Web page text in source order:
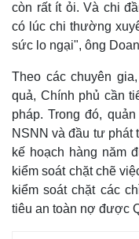
còn rất ít ỏi. Và chi
có lúc chi thường
sức lo ngại", ông
Theo các chuyên
quả, Chính phủ cần
pháp. Trong đó,
NSNN và đầu tư phát
kế hoạch hàng năm
kiểm soát chặt chẽ
kiểm soát chặt các
tiêu an toàn nợ được